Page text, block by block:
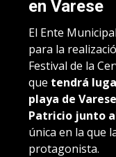
en Varese
El Ente
para la
Festival de la
que tendrá
playa de Varese
Patricio junto
única en la que
protagonista.